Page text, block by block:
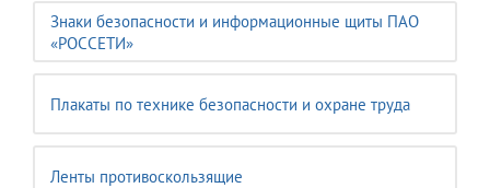
Знаки безопасности и информационные щиты ПАО
«РОССЕТИ»
Плакаты по технике безопасности и охране труда
Ленты противоскользящие